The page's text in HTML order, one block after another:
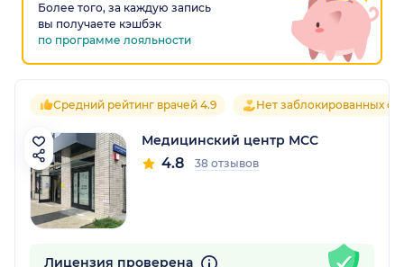
Более того, за каждую запись
вы получаете кэшбэк
по программе лояльности
Средний рейтинг врачей 4.9 Нет заблокированных
Медицинский центр МСС
4.8 38 отзывов
Лицензия проверена